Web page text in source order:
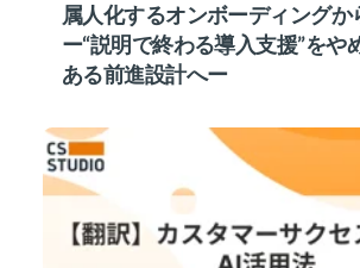
属人化するオンボーディングか
ー“説明で終わる導入支援”をや
ある前進設計へー